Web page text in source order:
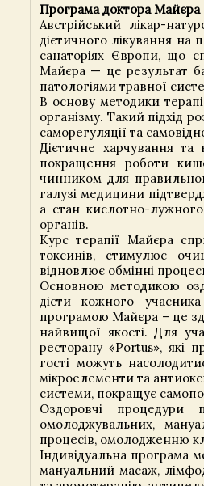
Програма доктора Майєра
Австрійський лікар-
дієтичного лікування на
санаторіях Європи, що
Майєра — це результат
патологіями травної
В основу методики
організму. Такий підхід
саморегуляції та
Дієтичне харчування
покращення роботи
чинником для
галузі медицини
а стан кислотно-
органів.
Курс терапії Майєра
токсинів, стимулює
відновлює обмінні
Основною методикою
дієти кожного
програмою Майєра – це
найвищої якості. Для
ресторану «Portus», які
гості можуть
мікроелементи та
системи, покращує
Оздоровчі
омолоджувальних,
процесів, омолодженню
Індивідуальна програма
мануальний масаж,